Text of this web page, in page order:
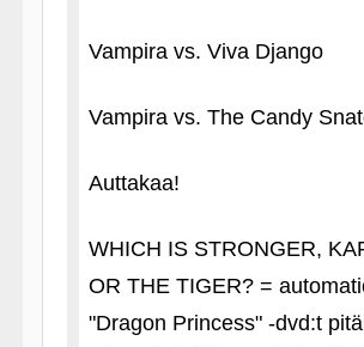
Vampira vs. Viva Django
Vampira vs. The Candy
Auttakaa!
WHICH IS STRONGER,
OR THE TIGER? =
"Dragon Princess" ‑dvd:t